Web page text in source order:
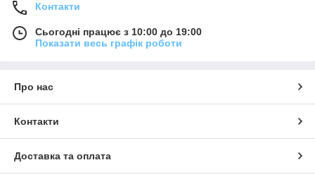
Контакти
Сьогодні працює з 10:00 до 19:00
Показати весь графік роботи
Про нас
Контакти
Доставка та оплата